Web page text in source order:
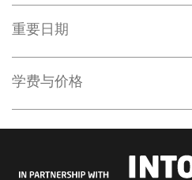
重要日期
学费与价格